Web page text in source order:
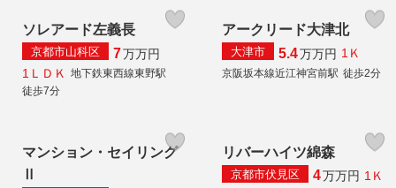
ソレアード左義長
京都市山科区 7万万円
1ＬＤＫ
地下鉄東西線東野駅
徒歩7分
アークリード大津北
大津市 5.4万万円 1Ｋ
京阪坂本線近江神宮前駅 徒歩2分
マンション・セイリング
リバーハイツ綿森
京都市伏見区 4万万円 1Ｋ